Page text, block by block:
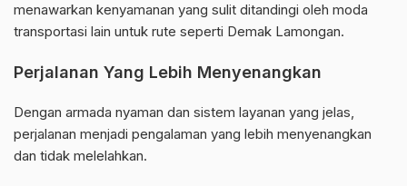
menawarkan kenyamanan yang sulit ditandingi oleh moda
transportasi lain untuk rute seperti Demak Lamongan.
Perjalanan Yang Lebih Menyenangkan
Dengan armada nyaman dan sistem layanan yang jelas,
perjalanan menjadi pengalaman yang lebih menyenangkan
dan tidak melelahkan.